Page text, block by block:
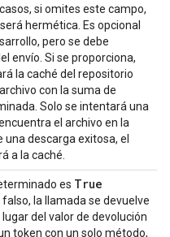
si omites este campo,
hermética. Es opcional
pero se debe
envío. Si se proporciona,
la caché del repositorio
con la suma de
Solo se intentará una
el archivo en la
una descarga exitosa, el
a la caché.
es True
la llamada se devuelve
del valor de devolución
token con un solo método,